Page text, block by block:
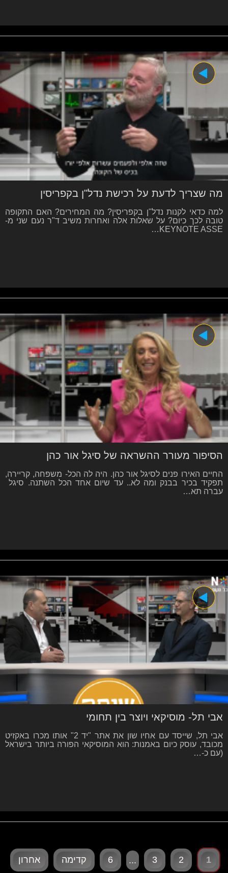
מה שצריך לדעת על רכישת נדל"ן בקפריסין
למה כדאי לקנות נדל"ן בקפריסין? מה המחירים? האם התקופה
טובה לכך כיום? על שאלות אלה ואחרות משיב ד"ר נעם שני מ-
KEYNOTE ASSE…
הסיפור מעורר ההשראה של סיגל אור כהן
החיים האירו פנים לסיגל אור כהן. היה לה הכל- משפחה, קריירה,
תפקיד בכיר בבנק ומה לא.. עד שיום אחד הכל השתנה. סיגל
עברה תא…
אבי תל- מוסיקאי ויוצר בין תחומי
אבי תל, שייסד עם אחיו שון את אתר "יד 2" אותו מכרו באקזיט
מכובד, עוסק כיום באמנות: הוא המוסיקאי הפורה ביותר בישראל
(עם כ-…
1
2
3
...
6 קדימה אחרון